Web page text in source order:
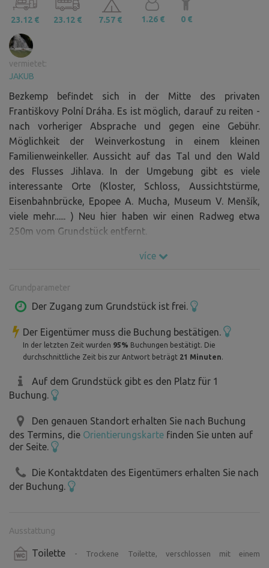
23.12 € 23.12 € 7.57 € 1.26 € 0 €
vermietet:
JAKUB
Bezkemp befindet sich in der Mitte des privaten
Františkovy Polní Dráha. Es ist möglich, darauf zu reiten -
nach vorheriger Absprache und gegen eine Gebühr.
Möglichkeit der Weinverkostung in einem kleinen
Familienweinkeller. Aussicht auf das Tal und den Wald
des Flusses Jihlava. In der Umgebung gibt es viele
interessante Orte (Kloster, Schloss, Aussichtstürme,
Eisenbahnbrücke, Epopee A. Mucha, Museum V. Menšík,
viele mehr...... ) Neu hier haben wir einen Radweg etwa
250m vom Grundstück entfernt.
Bitte bleiben Sie auf dem Campingplatz. Wenn Sie ein
an. Der Platz ist eher für kürzere Autos geeignet, Autos
von Anhängern, können an der Seite geparkt werden.Es ist
Anfrage. Für die Privatsphäre ist nur 1 Platz verfügbar!
Leider ist die Dorfstraße aufgrund der Regenfälle etwas
Problem.
!!!Bitte beachten Sie die Hinweise auf der Einfahrt. Siehe
více
Grundparameter
Der Zugang zum Grundstück ist frei.
Der Eigentümer muss die Buchung bestätigen.
In der letzten Zeit wurden 95% Buchungen bestätigt. Die
durchschnittliche Zeit bis zur Antwort beträgt 21 Minuten.
Auf dem Grundstück gibt es den Platz für 1
Buchung.
Den genauen Standort erhalten Sie nach Buchung
des Termins, die Orientierungskarte finden Sie unten auf
der Seite.
Die Kontaktdaten des Eigentümers erhalten Sie nach
der Buchung.
Ausstattung
Toilette - Trockene Toilette, verschlossen mit einem